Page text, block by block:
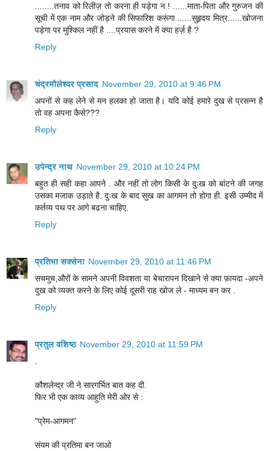
........तनाव को रिलीज़ तो करना ही पड़ेगा न ! ......माता-पिता और गुरुजन की
सूची में एक नाम और जोड़ने की सिफारिश करूंगा ......सुहृदय मित्र......खोजना
पड़ेगा पर मुश्किल नहीं है ....प्रयास करने में क्या हर्ज़ है ?
Reply
चंद्रमौलेश्वर प्रसाद November 29, 2010 at 9:46 PM
अपनों से कह लेने से मन हलका हो जाता है। यदि कोई हमारे दुख से प्रसन्न है
तो वह अपना कैसे???
Reply
उपेन्द्र नाथ November 29, 2010 at 10:24 PM
बहुत ही सही कहा आपने . और नहीं तो लोग किसी के दुःख को बांटने की जगह
उसका मजाक उड़ाते है. दुःख के बाद सुख का आगमन तो होगा ही. इसी उम्मीद में
कर्तव्य पथ पर आगे बढना चाहिए.
Reply
प्रतिभा सक्सेना November 29, 2010 at 11:46 PM
सचमुच,औरों के सामने अपनी विवशता या बेचारापन दिखाने से क्या फ़ायदा -अपने
दुख को व्यक्त करने के लिए कोई दूसरी राह खोज ले - माध्यम बन कर .
Reply
प्रतुल वशिष्ठ November 29, 2010 at 11:59 PM
कौशलेन्द्र जी ने सारगर्भित बात कह दी.
फिर भी एक काव्य आहुति मेरी ओर से :
"प्रेम-आगमन"
संयम की प्रतिमा बन जाओ